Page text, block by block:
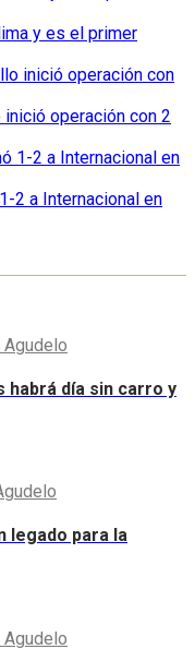
y es el primer
operación con 2
2 a Internacional en
habrá día sin carro y
legado para la